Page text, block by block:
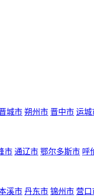
城市 朔州市 晋中市 运城
市 通辽市 鄂尔多斯市 呼
溪市 丹东市 锦州市 营口